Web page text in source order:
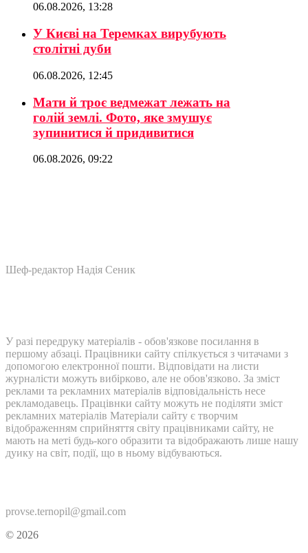
06.08.2026, 13:28
У Києві на Теремках вирубують
столітні дуби
06.08.2026, 12:45
Мати й троє ведмежат лежать на
голій землі. Фото, яке змушує
зупинитися й придивитися
06.08.2026, 09:22
Шеф-редактор Надія Сеник
У разі передруку матеріалів - обов'язкове посилання в
першому абзаці. Працівники сайту спілкується з читачами з
допомогою електронної пошти. Відповідати на листи
журналісти можуть вибірково, але не обов'язково. За зміст
реклами та рекламних матеріалів відповідальність несе
рекламодавець. Працівнки сайту можуть не поділяти зміст
рекламних матеріалів Матеріали сайту є творчим
відображенням сприйняття світу працівниками сайту, не
мають на меті будь-кого образити та відображають лише нашу
дуику на світ, події, що в ньому відбуваються.
provse.ternopil@gmail.com
© 2026